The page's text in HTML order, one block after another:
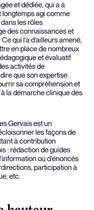
et dédiée, qui a à
agi comme
les rôles
des connaissances et
qui l’a d’ailleurs amené,
en place de nombreux
et évaluatif
activités de
que son expertise
sa compréhension et
la démarche clinique des
Gervais est un
les façons de
à contribution
: rédaction de guides
ou d’énoncés
participation à
etc.